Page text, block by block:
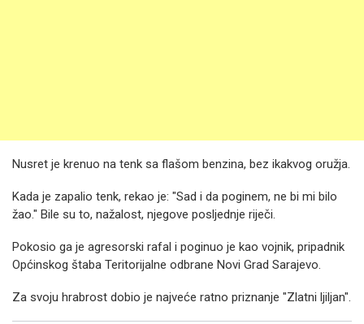
Nusret je krenuo na tenk sa flašom benzina, bez ikakvog oružja.
Kada je zapalio tenk, rekao je: "Sad i da poginem, ne bi mi bilo
žao." Bile su to, nažalost, njegove posljednje riječi.
Pokosio ga je agresorski rafal i poginuo je kao vojnik, pripadnik
Općinskog štaba Teritorijalne odbrane Novi Grad Sarajevo.
Za svoju hrabrost dobio je najveće ratno priznanje "Zlatni ljiljan".